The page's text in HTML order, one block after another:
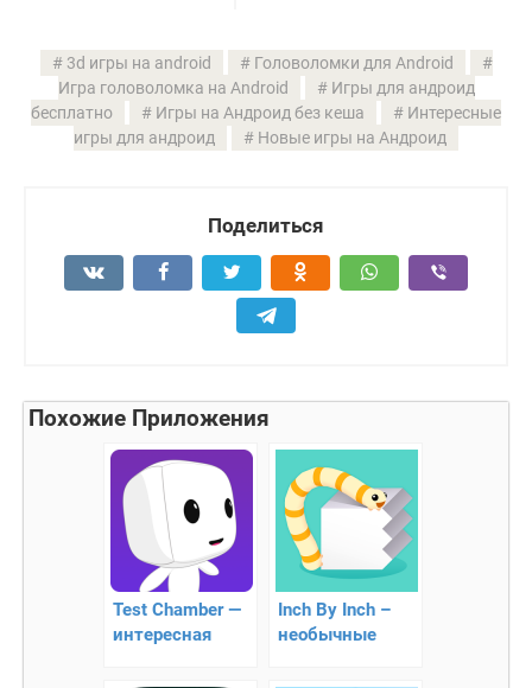
3d игры на android
Головоломки для Android
Игра головоломка на Android
Игры для андроид
бесплатно
Игры на Андроид без кеша
Интересные
игры для андроид
Новые игры на Андроид
Поделиться
Похожие Приложения
Test Chamber —
интересная
Inch By Inch –
необычные